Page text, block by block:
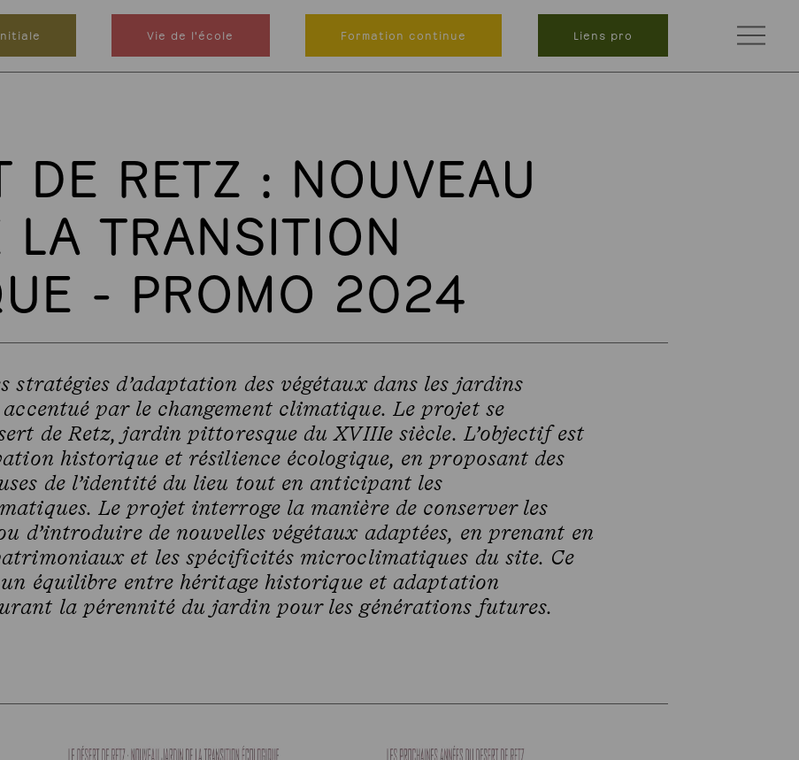
Vie de l'école Formation continue Liens pro
DE RETZ : NOUVEAU
LA TRANSITION
- PROMO 2024
stratégies d’adaptation des végétaux dans les jardins
par le changement climatique. Le projet se
de Retz, jardin pittoresque du XVIIIe siècle. L’objectif est
historique et résilience écologique, en proposant des
de l’identité du lieu tout en anticipant les
Le projet interroge la manière de conserver les
d’introduire de nouvelles végétaux adaptées, en prenant en
et les spécificités microclimatiques du site. Ce
équilibre entre héritage historique et adaptation
la pérennité du jardin pour les générations futures.